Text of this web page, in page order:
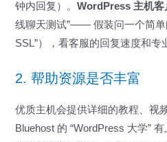
钟内回复）。WordPress 主机客
线聊天测试”—— 假装问一个简单
SSL”），看客服的回复速度和专
2. 帮助资源是否丰富
优质主机会提供详细的教程、视
Bluehost 的 “WordPress 大学”